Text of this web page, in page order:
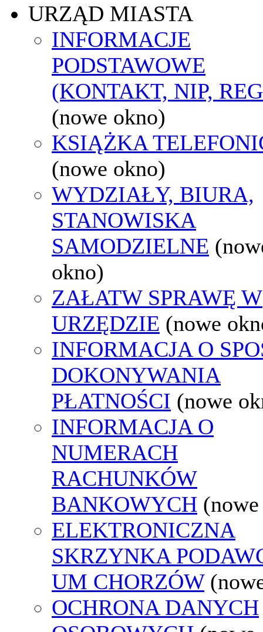
URZĄD MIASTA
INFORMACJE
PODSTAWOWE
(KONTAKT, NIP,
(nowe okno)
KSIĄŻKA
(nowe okno)
WYDZIAŁY, BIURA,
STANOWISKA
SAMODZIELNE
okno)
ZAŁATW SPRAWĘ W
URZĘDZIE (nowe
INFORMACJA O
DOKONYWANIA
PŁATNOŚCI (nowe
INFORMACJA O
NUMERACH
RACHUNKÓW
BANKOWYCH
ELEKTRONICZNA
SKRZYNKA
UM CHORZÓW
OCHRONA DANYCH